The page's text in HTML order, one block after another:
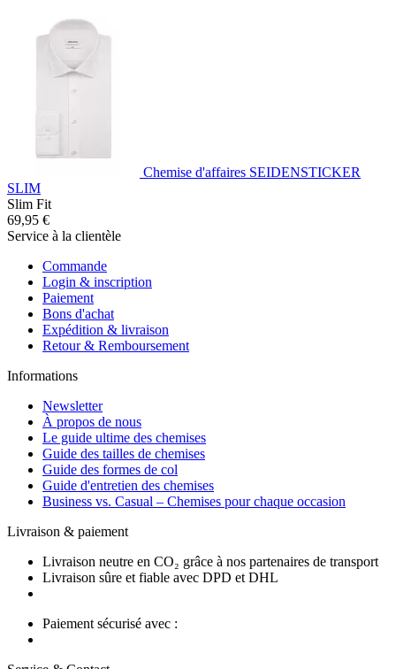
Chemise d'affaires SEIDENSTICKER
SLIM
Slim Fit
69,95 €
Service à la clientèle
Commande
Login & inscription
Paiement
Bons d'achat
Expédition & livraison
Retour & Remboursement
Informations
Newsletter
À propos de nous
Le guide ultime des chemises
Guide des tailles de chemises
Guide des formes de col
Guide d'entretien des chemises
Business vs. Casual – Chemises pour chaque occasion
Livraison & paiement
Livraison neutre en CO₂ grâce à nos partenaires de transport
Livraison sûre et fiable avec DPD et DHL
Paiement sécurisé avec :